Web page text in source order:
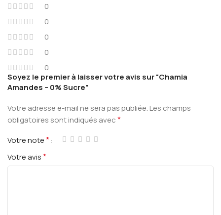
0
0
0
0
0
Soyez le premier à laisser votre avis sur “Chamia
Amandes – 0% Sucre”
Votre adresse e-mail ne sera pas publiée.Les champs
obligatoires sont indiqués avec*
Votre note*
Votre avis*